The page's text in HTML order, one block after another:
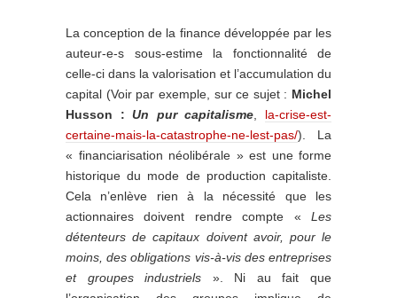
La conception de la finance développée par les
auteur-e-s sous-estime la fonctionnalité de
celle-ci dans la valorisation et l’accumulation du
capital (Voir par exemple, sur ce sujet : Michel
Husson :Un pur capitalisme
la-crise-est-
certaine-mais-la-catastrophe-ne-lest-pas/). La
« financiarisation néolibérale » est une forme
historique du mode de production capitaliste.
Cela n’enlève rien à la nécessité que les
actionnaires doivent rendre compte « Les
détenteurs de capitaux doivent avoir, pour le
moins, des obligations vis-à-vis des entreprises
et groupes industriels ». Ni au fait que